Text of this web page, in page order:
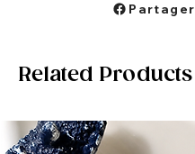
Partager
Related Products